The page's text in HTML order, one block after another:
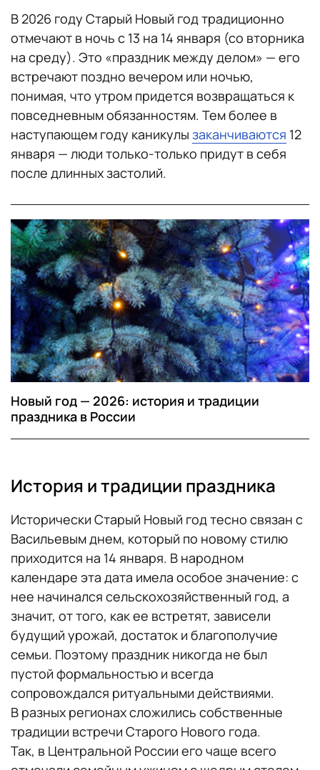
В 2026 году Старый Новый год традиционно
отмечают в ночь с 13 на 14 января (со вторника
на среду). Это «праздник между делом» — его
встречают поздно вечером или ночью,
понимая, что утром придется возвращаться к
повседневным обязанностям. Тем более в
наступающем году каникулы заканчиваются 12
января — люди только-только придут в себя
после длинных застолий.
Новый год — 2026: история и традиции
праздника в России
История и традиции праздника
Исторически Старый Новый год тесно связан с
Васильевым днем, который по новому стилю
приходится на 14 января. В народном
календаре эта дата имела особое значение: с
нее начинался сельскохозяйственный год, а
значит, от того, как ее встретят, зависели
будущий урожай, достаток и благополучие
семьи. Поэтому праздник никогда не был
пустой формальностью и всегда
сопровождался ритуальными действиями.
В разных регионах сложились собственные
традиции встречи Старого Нового года.
Так, в Центральной России его чаще всего